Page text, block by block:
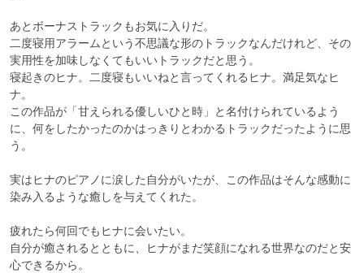
あとボーナストラックもお気に入りだ。
二度寝用アラームという不思議な形のトラックなんだけれど、その
実用性を加味しなくてもいいトラックだと思う。
寝起きのヒナ。二度寝もいいねと言ってくれるヒナ。満足気なヒ
ナ。
この作品が「甘えられる優しいひと時」と名付けられているよう
に、何をしたかったのかはっきりとわかるトラックだったように思
う。
実はヒナのピアノに涙した自分がいたが、この作品はそんな感動に
染み入るような癒しを与えてくれた。
疲れたら何回でもヒナに会いたい。
自分が癒されるとともに、ヒナがまだ笑顔になれる世界なのだと安
心できるから。